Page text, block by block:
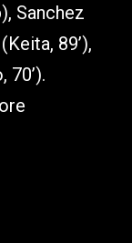
Sanchez
89’),
70’).